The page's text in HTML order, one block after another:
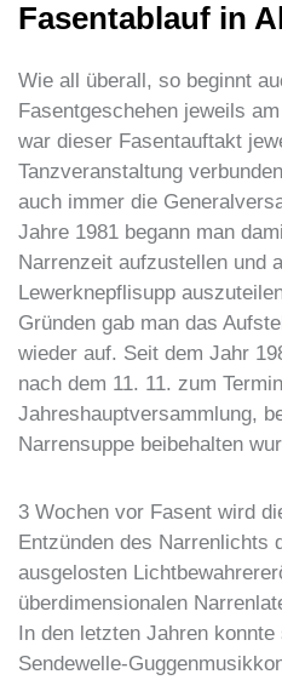
Fasentablauf in
Wie all überall, so beginnt
Fasentgeschehen jeweils
war dieser Fasentauftakt
Tanzveranstaltung
auch immer die
Jahre 1981 begann man
Narrenzeit aufzustellen und
Lewerknepflisupp
Gründen gab man das
wieder auf. Seit dem Jahr
nach dem 11. 11. zum
Jahreshauptversammlung,
Narrensuppe beibehalten
3 Wochen vor Fasent wird
Entzünden des Narrenlichts
ausgelosten
überdimensionalen
In den letzten Jahren
Sendewelle-